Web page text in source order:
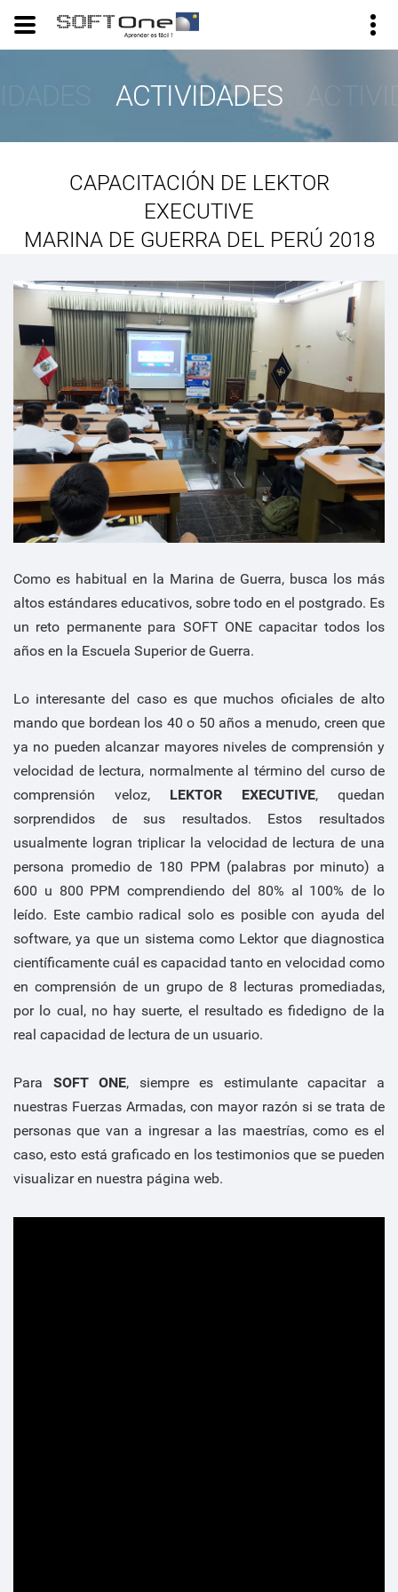
ACTIVIDADES
CAPACITACIÓN DE LEKTOR
EXECUTIVE
MARINA DE GUERRA DEL PERÚ 2018
Como es habitual en la Marina de Guerra, busca los más
altos estándares educativos, sobre todo en el postgrado. Es
un reto permanente para SOFT ONE capacitar todos los
años en la Escuela Superior de Guerra.
Lo interesante del caso es que muchos oficiales de alto
mando que bordean los 40 o 50 años a menudo, creen que
ya no pueden alcanzar mayores niveles de comprensión y
velocidad de lectura, normalmente al término del curso de
comprensión veloz, LEKTOR EXECUTIVE, quedan
sorprendidos de sus resultados. Estos resultados
usualmente logran triplicar la velocidad de lectura de una
persona promedio de 180 PPM (palabras por minuto) a
600 u 800 PPM comprendiendo del 80% al 100% de lo
leído. Este cambio radical solo es posible con ayuda del
software, ya que un sistema como Lektor que diagnostica
científicamente cuál es capacidad tanto en velocidad como
en comprensión de un grupo de 8 lecturas promediadas,
por lo cual, no hay suerte, el resultado es fidedigno de la
real capacidad de lectura de un usuario.
Para SOFT ONE, siempre es estimulante capacitar a
nuestras Fuerzas Armadas, con mayor razón si se trata de
personas que van a ingresar a las maestrías, como es el
caso, esto está graficado en los testimonios que se pueden
visualizar en nuestra página web.